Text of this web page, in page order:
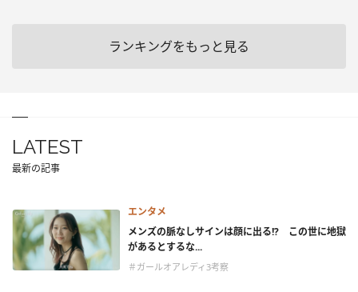
ランキングをもっと見る
LATEST
最新の記事
エンタメ
メンズの脈なしサインは顔に出る!? この世に地獄
があるとするな...
＃ガールオアレディ3考察